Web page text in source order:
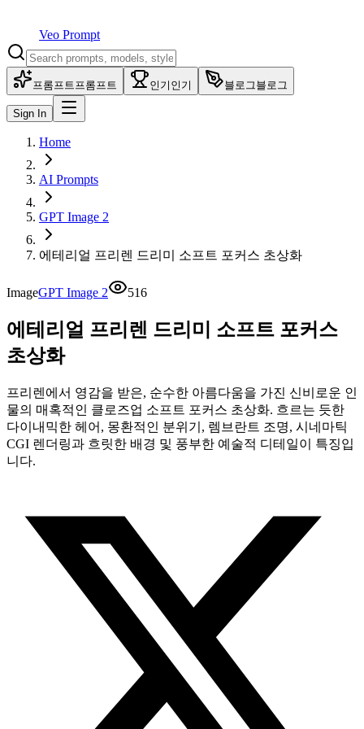
Veo Prompt
프롬프트프롬프트 인기 인기 블로그블로그
Sign In
Home
AI Prompts
GPT Image 2
에테리얼 프리렌 드리미 소프트 포커스 초상화
ImageGPT Image 2 516
에테리얼 프리렌 드리미 소프트 포커스
초상화
프리렌에서 영감을 받은, 순수한 아름다움을 가진 신비로운 인
물의 매혹적인 클로즈업 소프트 포커스 초상화. 흐르는 듯한
다이내믹한 헤어, 몽환적인 분위기, 렘브란트 조명, 시네마틱
CGI 렌더링과 흐릿한 배경 및 풍부한 예술적 디테일이 특징입
니다.